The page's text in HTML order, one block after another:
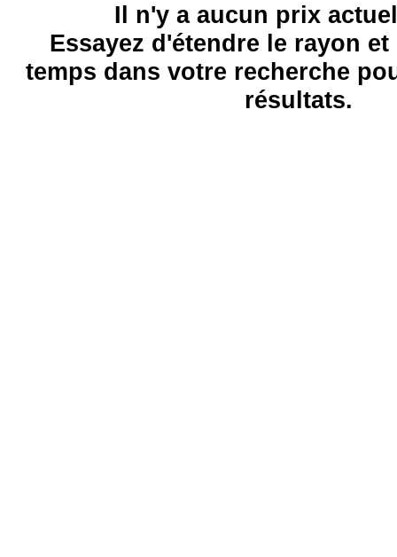
Il n'y a aucun prix
Essayez d'étendre le rayon
temps dans votre recherche
résultats.